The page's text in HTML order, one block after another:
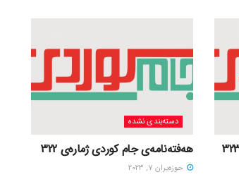
دسته‌بندی نشده
هەفتەنامەی جام کوردی ژمارەی 322
حوزه‌یران 7, 2023